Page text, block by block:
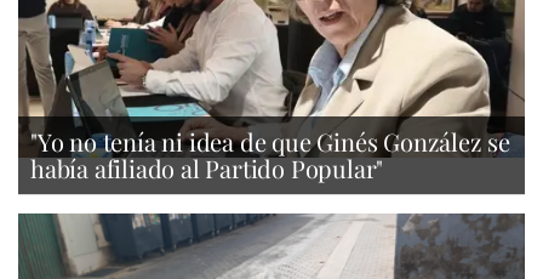
"Yo no tenía ni idea de que Ginés González se
había afiliado al Partido Popular"